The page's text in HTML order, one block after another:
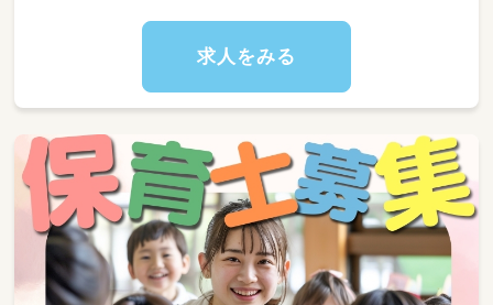
★パートさんとしての勤務なので、無理のない
範囲でサポートをお任せします！子どもたちと
一緒に毎日を楽しく過ごしてくださいね。
求人をみる